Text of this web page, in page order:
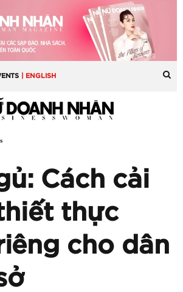
| ENGLISH
Cách cải
thực
cho dân